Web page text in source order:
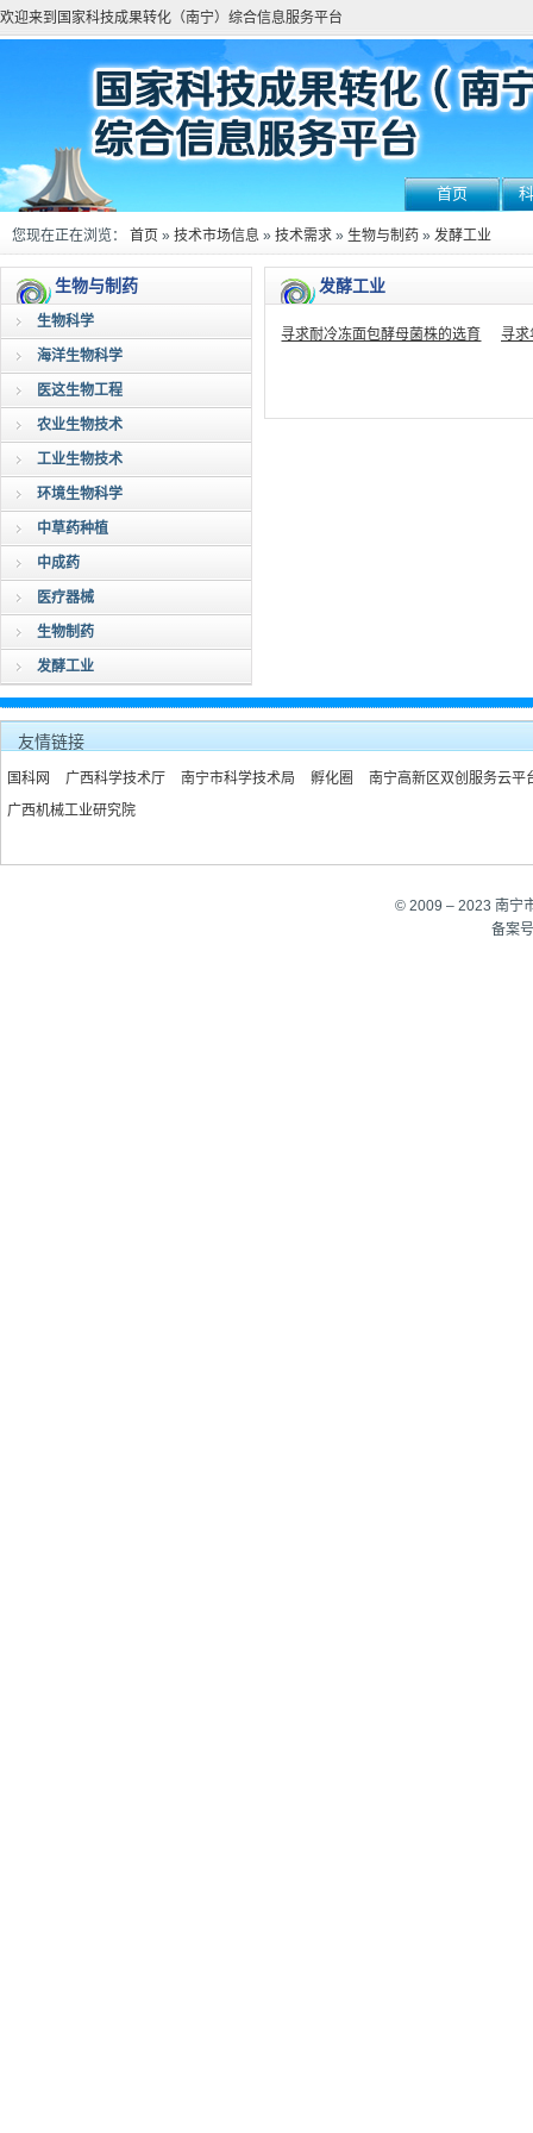
欢迎来到国家科技成果转化（南宁）综合信息服务平台
首页
您现在正在浏览： 首页 » 技术市场信息 » 技术需求 » 生物与制药 » 发酵工业
生物与制药
生物科学
海洋生物科学
医这生物工程
农业生物技术
工业生物技术
环境生物科学
中草药种植
中成药
医疗器械
生物制药
发酵工业
发酵工业
寻求耐冷冻面包酵母菌株的选育 寻求
友情链接
国科网 广西科学技术厅 南宁市科学技术局 孵化圈
南宁高新区双创服务云平
广西机械工业研究院
© 2009 – 2023 南宁
备案